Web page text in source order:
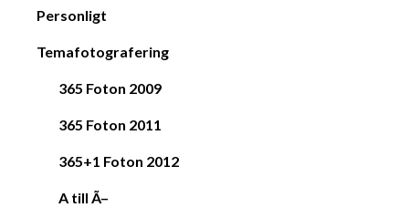
Personligt
Temafotografering
365 Foton 2009
365 Foton 2011
365+1 Foton 2012
A till Ã–